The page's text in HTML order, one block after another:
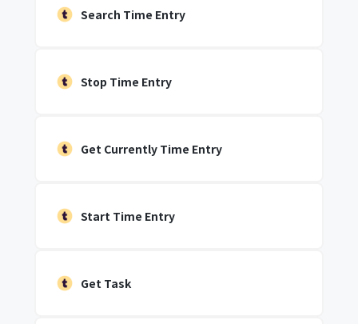
Search Time Entry
Stop Time Entry
Get Currently Time Entry
Start Time Entry
Get Task